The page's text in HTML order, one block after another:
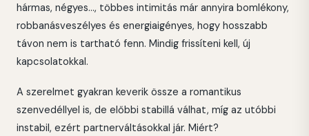
hármas, négyes..., többes intimitás már annyira bomlékony,
robbanásveszélyes és energiaigényes, hogy hosszabb
távon nem is tartható fenn. Mindig frissíteni kell, új
kapcsolatokkal.
A szerelmet gyakran keverik össze a romantikus
szenvedéllyel is, de előbbi stabillá válhat, míg az utóbbi
instabil, ezért partnerváltásokkal jár. Miért?